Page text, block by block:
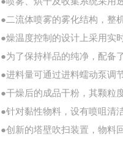
●二流体喷雾的雾化结构，整
●燥温度控制的设计上采用实
●为了保持样品的纯净，配备
●进料量可通过进料蠕动泵调
●干燥后的成品干粉，其颗粒
●针对黏性物料，设有喷咀清
●创新的塔壁吹扫装置，物料